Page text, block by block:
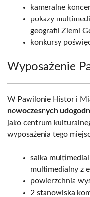
kameralne
pokazy
geografii Ziemi
konkursy
Wyposażenie
W Pawilonie Historii
nowoczesnych
jako centrum
wyposażenia tego
salka
multimedialny z
powierzchnia
2 stanowiska